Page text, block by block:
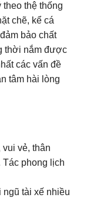
thệ thống
chẽ, kể cá
bảo chất
thời nắm được
các vấn đề
tâm hài lòng
vẻ, thân
phong lịch
ngũ tài xế nhiều